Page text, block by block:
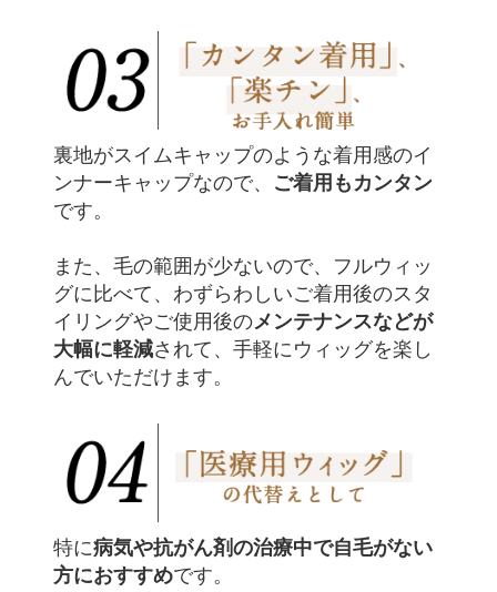
裏地がスイムキャップのような着用感のイ
ンナーキャップなので、 ご着用もカンタン
です。
また、毛の範囲が少ないので、フルウィッ
グに比べて、わずらわしいご着用後のスタ
イリングやご使用後のメンテナンスなどが
大幅に軽減されて、手軽にウィッグを楽し
んでいただけます。
特に病気や抗がん剤の治療中で自毛がない
方におすすめです。